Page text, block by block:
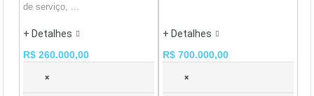
de serviço, ...
+ Detalhes
R$ 260.000,00
×
+ Detalhes
R$ 700.000,00
×